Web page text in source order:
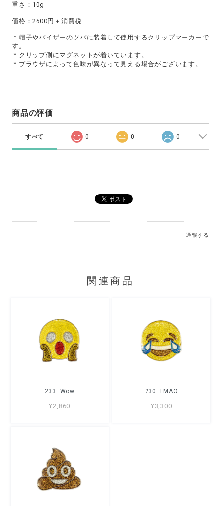
重さ：10g
価格：2600円＋消費税
＊帽子やバイザーのツバに装着して使用するクリップマーカーで
す。
＊クリップ側にマグネットが着いています。
＊ブラウザによって色味が異なって見える場合がございます。
商品の評価
すべて 0 0 0
通報する
関連商品
233. Wow
¥2,860
230. LMAO
¥3,300